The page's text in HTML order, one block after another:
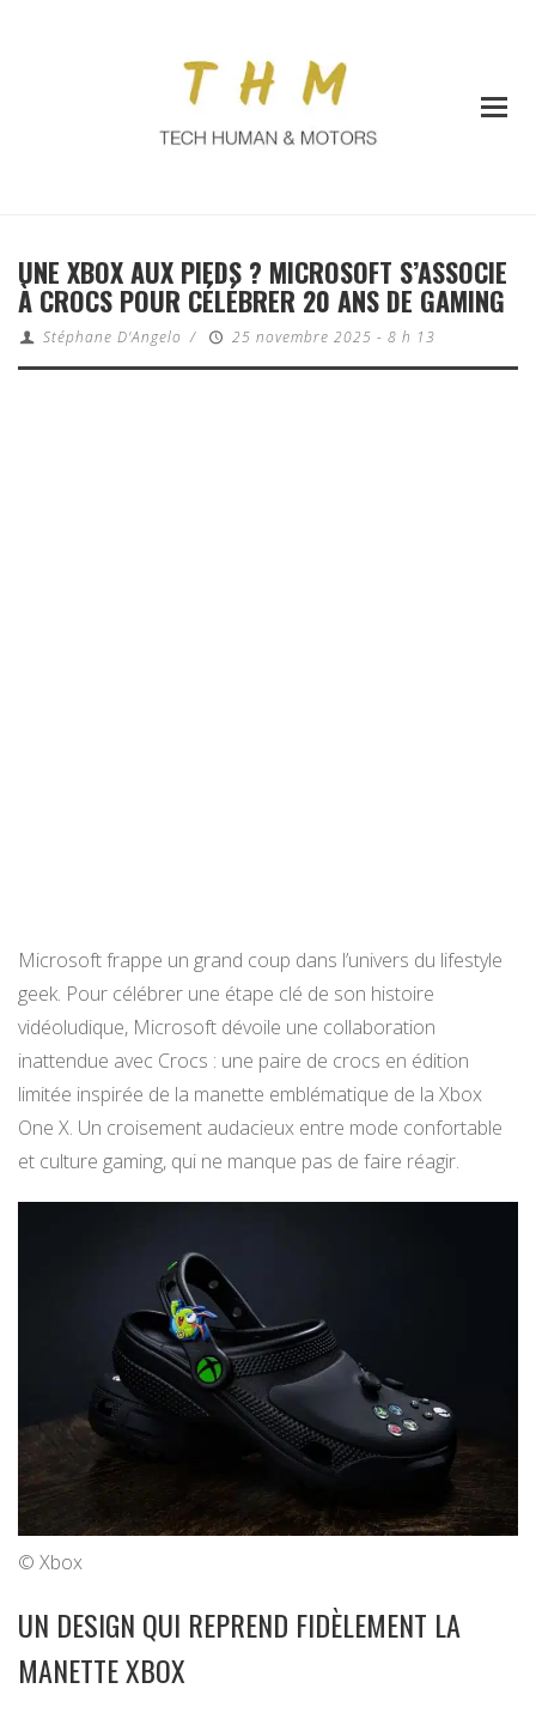
UNE XBOX AUX PIEDS ? MICROSOFT S’ASSOCIE
À CROCS POUR CÉLÉBRER 20 ANS DE GAMING
Stéphane D'Angelo / 25 novembre 2025 - 8 h 13
Microsoft frappe un grand coup dans l’univers du lifestyle
geek. Pour célébrer une étape clé de son histoire
vidéoludique, Microsoft dévoile une collaboration
inattendue avec Crocs : une paire de crocs en édition
limitée inspirée de la manette emblématique de la Xbox
One X. Un croisement audacieux entre mode confortable
et culture gaming, qui ne manque pas de faire réagir.
© Xbox
UN DESIGN QUI REPREND FIDÈLEMENT LA
MANETTE XBOX